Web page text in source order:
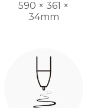
590 × 361 ×
34mm